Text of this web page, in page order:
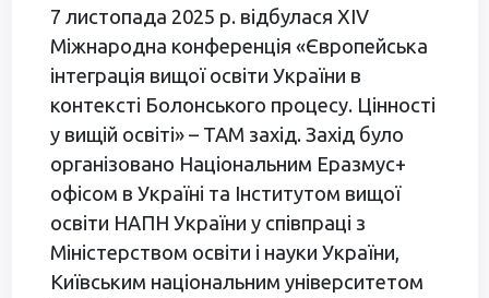
7 листопада 2025 р. відбулася XIV
Міжнародна конференція «Європейська
інтеграція вищої освіти України в
контексті Болонського процесу. Цінності
у вищій освіті» – TAM захід. Захід було
організовано Національним Еразмус+
офісом в Україні та Інститутом вищої
освіти НАПН України у співпраці з
Міністерством освіти і науки України,
Київським національним університетом